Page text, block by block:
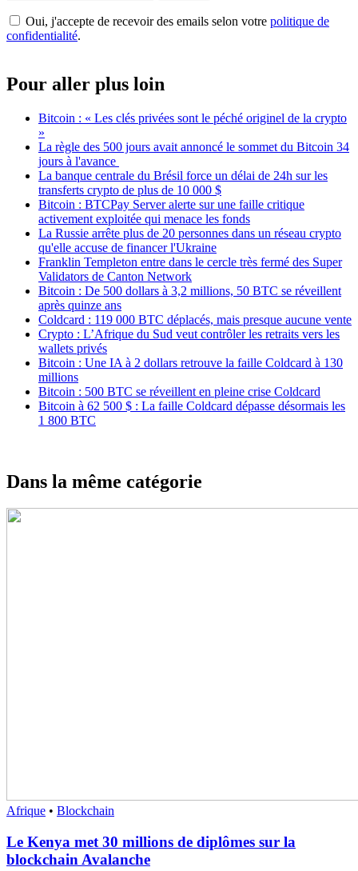
Oui, j'accepte de recevoir des emails selon votre politique de
confidentialité.
Pour aller plus loin
Bitcoin : « Les clés privées sont le péché originel de la crypto
»
La règle des 500 jours avait annoncé le sommet du Bitcoin 34
jours à l'avance
La banque centrale du Brésil force un délai de 24h sur les
transferts crypto de plus de 10 000 $
Bitcoin : BTCPay Server alerte sur une faille critique
activement exploitée qui menace les fonds
La Russie arrête plus de 20 personnes dans un réseau crypto
qu'elle accuse de financer l'Ukraine
Franklin Templeton entre dans le cercle très fermé des Super
Validators de Canton Network
Bitcoin : De 500 dollars à 3,2 millions, 50 BTC se réveillent
après quinze ans
Coldcard : 119 000 BTC déplacés, mais presque aucune vente
Crypto : L’Afrique du Sud veut contrôler les retraits vers les
wallets privés
Bitcoin : Une IA à 2 dollars retrouve la faille Coldcard à 130
millions
Bitcoin : 500 BTC se réveillent en pleine crise Coldcard
Bitcoin à 62 500 $ : La faille Coldcard dépasse désormais les
1 800 BTC
Dans la même catégorie
Afrique • Blockchain
Le Kenya met 30 millions de diplômes sur la
blockchain Avalanche